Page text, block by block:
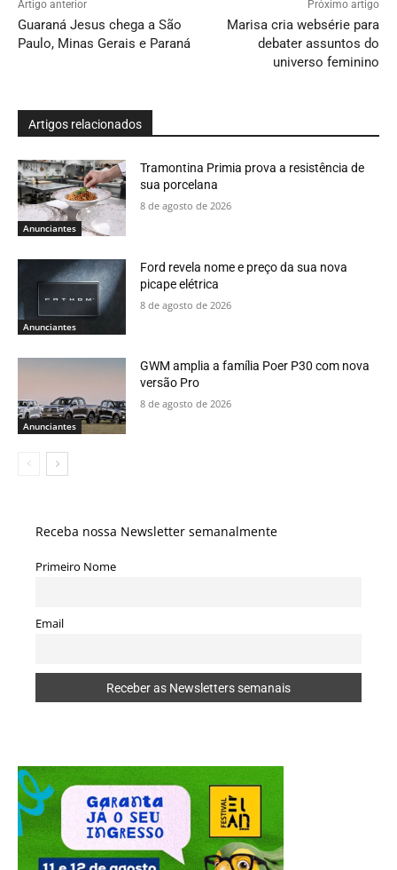
Artigo anterior
Guaraná Jesus chega a São
Paulo, Minas Gerais e Paraná
Próximo artigo
Marisa cria websérie para
debater assuntos do
universo feminino
Artigos relacionados
Anunciantes
Tramontina Primia prova a resistência de
sua porcelana
8 de agosto de 2026
Anunciantes
Ford revela nome e preço da sua nova
picape elétrica
8 de agosto de 2026
Anunciantes
GWM amplia a família Poer P30 com nova
versão Pro
8 de agosto de 2026
Receba nossa Newsletter semanalmente
Primeiro Nome
Email